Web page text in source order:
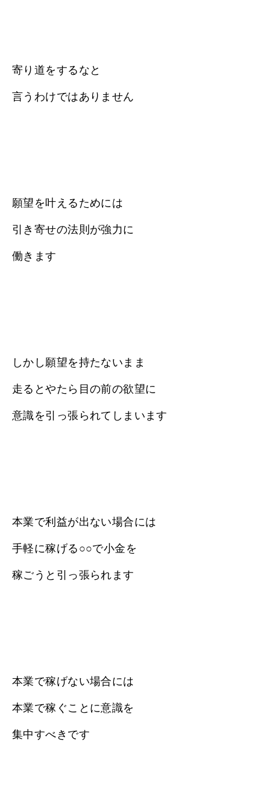
寄り道をするなと
言うわけではありません
願望を叶えるためには
引き寄せの法則が強力に
働きます
しかし願望を持たないまま
走るとやたら目の前の欲望に
意識を引っ張られてしまいます
本業で利益が出ない場合には
手軽に稼げる○○で小金を
稼ごうと引っ張られます
本業で稼げない場合には
本業で稼ぐことに意識を
集中すべきです